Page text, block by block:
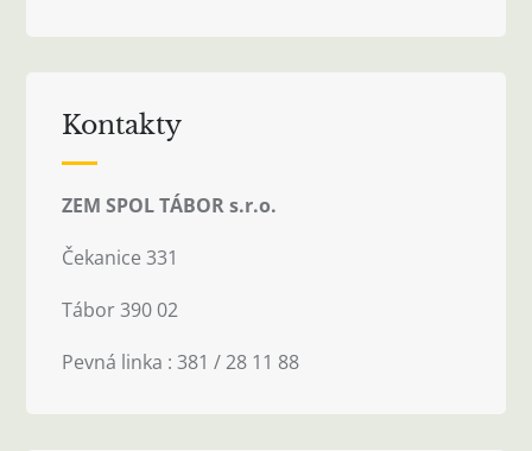
Kontakty
ZEM SPOL TÁBOR s.r.o.
Čekanice 331
Tábor 390 02
Pevná linka : 381 / 28 11 88